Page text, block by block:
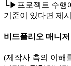
└▶프로젝트 수행
기준이 있다면 제
비드폴리오 매니
(제작사 측의 이해